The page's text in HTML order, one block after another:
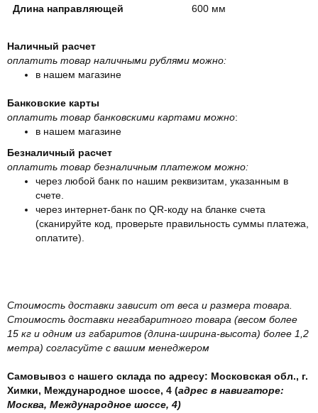
Длина направляющей 600 мм
Наличный расчет
оплатить товар наличными рублями можно:
в нашем магазине
Банковские карты
оплатить товар банковскими картами можно:
в нашем магазине
Безналичный расчет
оплатить товар безналичным платежом можно:
через любой банк по нашим реквизитам, указанным в
счете.
через интернет-банк по QR-коду на бланке счета
(сканируйте код, проверьте правильность суммы платежа,
оплатите).
Стоимость доставки зависит от веса и размера товара.
Стоимость доставки негабаритного товара (весом более
15 кг и одним из габаритов (длина-ширина-высота) более 1,2
метра) согласуйте с вашим менеджером
Самовывоз с нашего склада по адресу: Московская обл., г.
Химки, Международное шоссе, 4 (адрес в навигаторе:
Москва, Международное шоссе, 4)